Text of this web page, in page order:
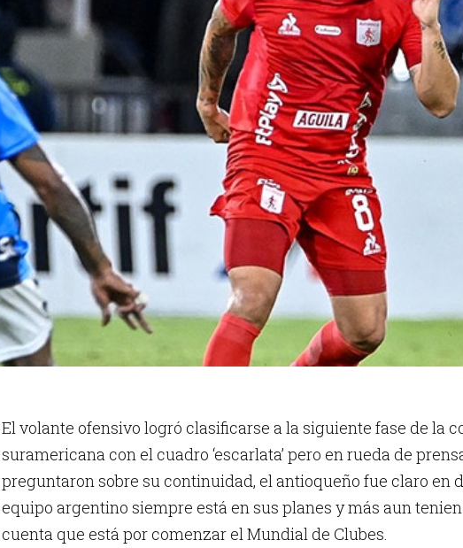
BIGGER
El volante ofensivo logró clasificarse a la siguiente fase de la
suramericana con el cuadro ‘escarlata’ pero en rueda de
preguntaron sobre su continuidad, el antioqueño fue claro en
equipo argentino siempre está en sus planes y más aun
cuenta que está por comenzar el Mundial de Clubes.